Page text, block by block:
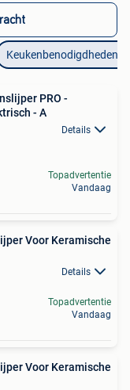
Keukenbenodigdheden
PRO -
- A
Details
Topadvertentie
Vandaag
Voor Keramische
Details
Topadvertentie
Vandaag
Voor Keramische